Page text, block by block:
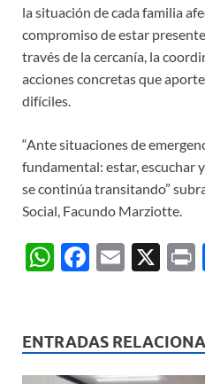
la situación de cada familia
compromiso de estar
través de la cercanía, la
acciones concretas que
difíciles.
“Ante situaciones de
fundamental: estar, escuchar
se continúa transitando”
Social, Facundo Marziotte.
W
s
A
F
b
o
E
X
ENTRADAS